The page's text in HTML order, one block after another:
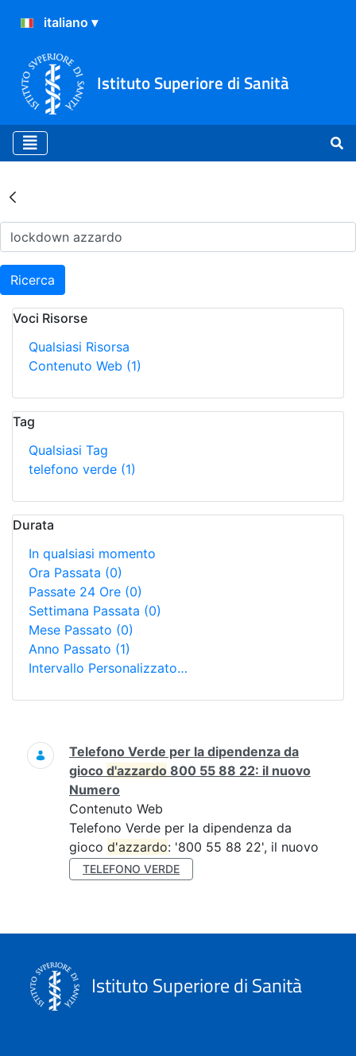
Istituto Superiore di Sanità
Risultati della Ricerca -
Ricerca
Voci Risorse
Qualsiasi Risorsa
Contenuto Web (1)
Tag
Qualsiasi Tag
telefono verde (1)
Durata
In qualsiasi momento
Ora Passata (0)
Passate 24 Ore (0)
Settimana Passata (0)
Mese Passato (0)
Anno Passato (1)
Intervallo Personalizzato…
Ricerca
Telefono Verde per la dipendenza da
gioco d'azzardo 800 55 88 22: il nuovo
Numero
Contenuto Web
Telefono Verde per la dipendenza da
gioco d'azzardo: '800 55 88 22', il nuovo
TELEFONO VERDE
Istituto Superiore di Sanità